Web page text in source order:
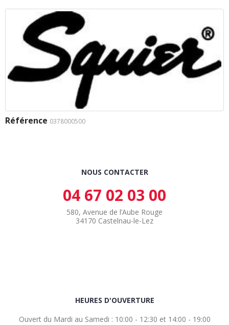
Référence 0378000500
NOUS CONTACTER
04 67 02 03 00
580, Avenue de l’Aube Rouge
34170 Castelnau-le-Lez
HEURES D'OUVERTURE
Ouvert du Mardi au Samedi : 10:00 - 12:30 et 14:00 - 19:00